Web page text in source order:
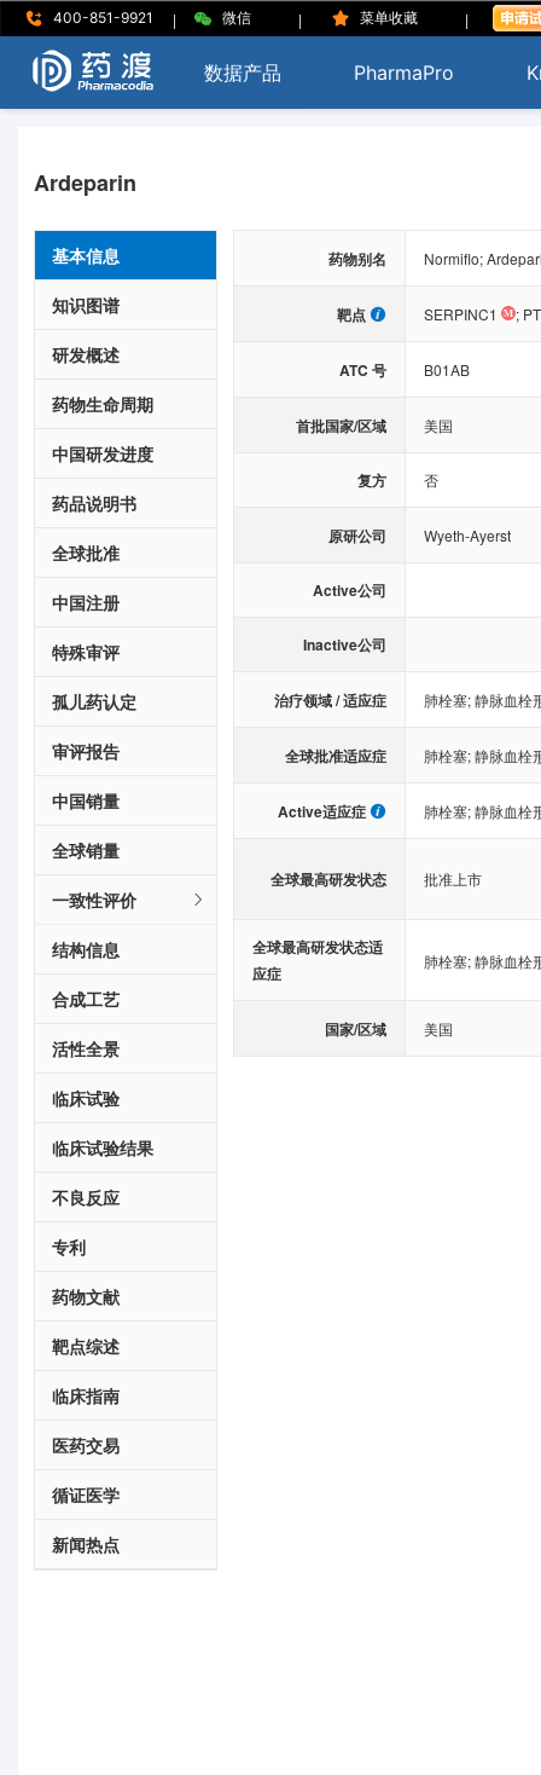
400-851-9921 | 微信 | 菜单收藏 |
数据产品 PharmaPro
Ardeparin
基本信息
知识图谱
研发概述
药物生命周期
中国研发进度
药品说明书
全球批准
中国注册
特殊审评
孤儿药认定
审评报告
中国销量
全球销量
一致性评价
结构信息
合成工艺
活性全景
临床试验
临床试验结果
不良反应
专利
药物文献
靶点综述
临床指南
医药交易
循证医学
新闻热点
药物别名 Normiflo;
靶点 SERPINC1 ; PT
ATC 号 B01AB
首批国家/区域 美国
复方 否
原研公司 Wyeth-Ayerst
Active公司
Inactive公司
治疗领域 / 适应症 肺栓塞;静脉血栓
全球批准适应症 肺栓塞;静脉血栓
Active适应症 肺栓塞;静脉血栓
全球最高研发状态 批准上市
全球最高研发状态适
应症
肺栓塞;静脉血栓
国家/区域 美国